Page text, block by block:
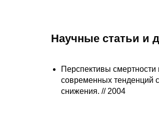
Научные статьи и
Перспективы
современных тенденций
снижения. // 2004